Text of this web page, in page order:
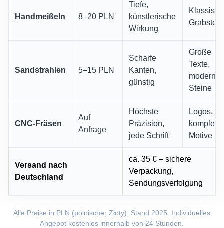
Handmeißeln 8–20 PLN
Tiefe,
künstlerische
Wirkung
Sandstrahlen 5–15 PLN
Scharfe
Kanten,
günstig
Große
Texte,
moderne
Steine
CNC-Fräsen
Auf
Anfrage
Höchste
Präzision,
jede Schrift
Logos,
komplexe
Motive
Versand nach
Deutschland
ca. 35 € – sichere
Verpackung,
Sendungsverfolgung
Alle Preise in PLN (polnischer Złoty). Stand 2025. Individuelles
Angebot kostenlos innerhalb von 24 Stunden.